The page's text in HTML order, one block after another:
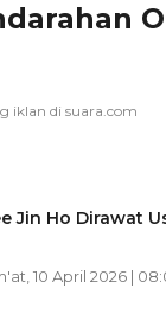
Jin Ho Dirawat
10 April 2026 |